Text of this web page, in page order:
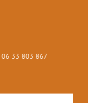
06 33 803 867